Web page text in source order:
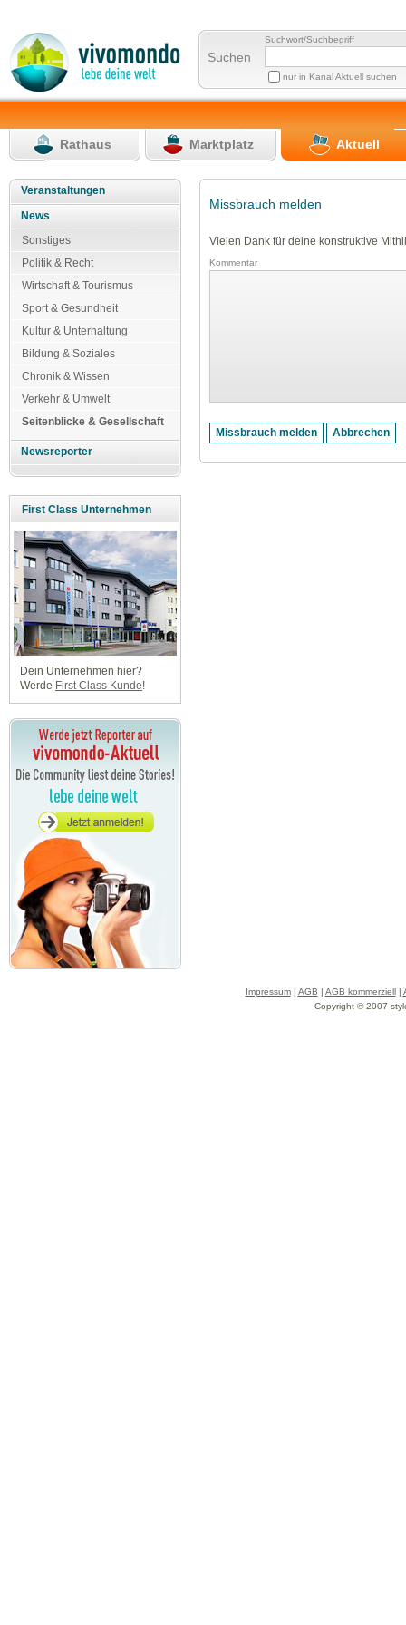
Suchen
Suchwort/Suchbegriff
nur in Kanal Aktuell suchen
Rathaus Marktplatz Aktuell
Veranstaltungen
News
Sonstiges
Politik & Recht
Wirtschaft & Tourismus
Sport & Gesundheit
Kultur & Unterhaltung
Bildung & Soziales
Chronik & Wissen
Verkehr & Umwelt
Seitenblicke & Gesellschaft
Newsreporter
First Class Unternehmen
Dein Unternehmen hier?
Werde First Class Kunde!
Missbrauch melden
Vielen Dank für deine konstruktive
Kommentar
Impressum| AGB | AGB kommerziell|
Copyright © 2007